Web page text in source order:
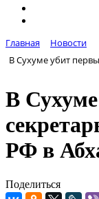
Главная
Новости
В Сухуме убит
В
РФ в
Поделиться